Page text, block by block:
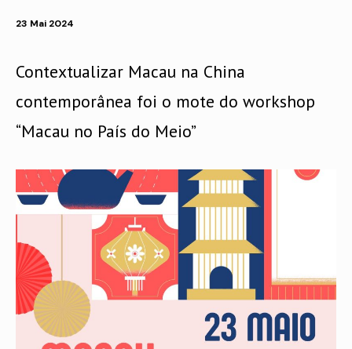
23 Mai 2024
Contextualizar Macau na China
contemporânea foi o mote do workshop
“Macau no País do Meio”